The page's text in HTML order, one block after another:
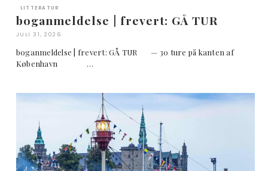
LITTERATUR
boganmeldelse | frevert: GÅ TUR
JULI 31, 2026
boganmeldelse | frevert: GÅ TUR — 30 ture på kanten af
København …